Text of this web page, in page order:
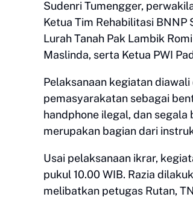
Sudenri Tumengger,
Ketua Tim Rehabilitasi BNNP
Lurah Tanah Pak Lambik
Maslinda, serta Ketua PWI
Pelaksanaan kegiatan
pemasyarakatan sebagai
handphone ilegal, dan
merupakan bagian dari
Usai pelaksanaan ikrar,
pukul 10.00 WIB. Razia
melibatkan petugas Rutan,